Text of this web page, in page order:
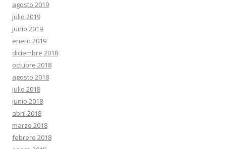
agosto 2019
julio 2019
junio 2019
enero 2019
diciembre 2018
octubre 2018
agosto 2018
julio 2018
junio 2018
abril 2018
marzo 2018
febrero 2018